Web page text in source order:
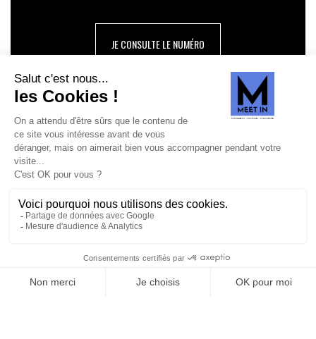
JE CONSULTE LE NUMÉRO
SUIVEZ-NOUS